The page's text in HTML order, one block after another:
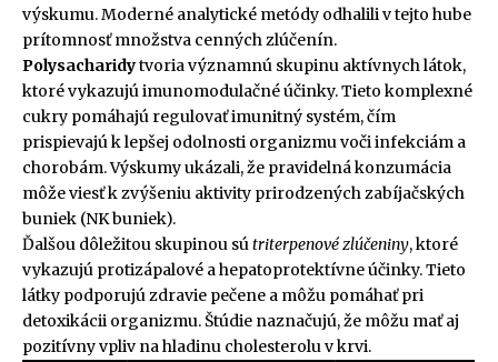
výskumu. Moderné analytické metódy odhalili v tejto hube
prítomnosť množstva cenných zlúčenín.
Polysacharidytvoria významnú skupinu aktívnych látok,
ktoré vykazujú imunomodulačné účinky. Tieto komplexné
cukry pomáhajú regulovať imunitný systém, čím
prispievajú k lepšej odolnosti organizmu voči infekciám a
chorobám. Výskumy ukázali, že pravidelná konzumácia
môže viesť k zvýšeniu aktivity prirodzených zabíjačských
buniek (NK buniek).
Ďalšou dôležitou skupinou sútriterpenové zlúčeniny, ktoré
vykazujú protizápalové a hepatoprotektívne účinky. Tieto
látky podporujú zdravie pečene a môžu pomáhať pri
detoxikácii organizmu. Štúdie naznačujú, že môžu mať aj
pozitívny vpliv na hladinu cholesterolu v krvi.